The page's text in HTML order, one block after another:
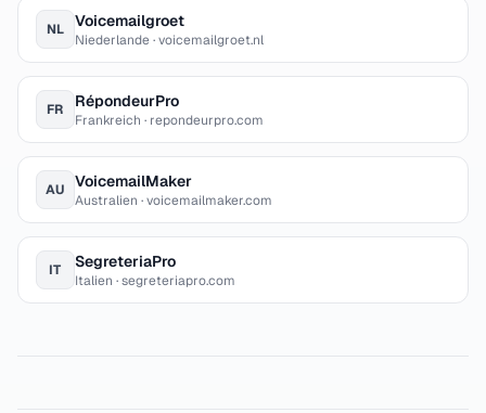
NL Voicemailgroet
Niederlande · voicemailgroet.nl
FR RépondeurPro
Frankreich · repondeurpro.com
AU VoicemailMaker
Australien · voicemailmaker.com
IT SegreteriaPro
Italien · segreteriapro.com